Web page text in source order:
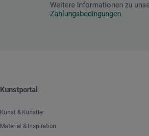
Weitere Informationen zu
Zahlungsbedingungen
Kunstportal
Kunst & Künstler
Material & Inspiration